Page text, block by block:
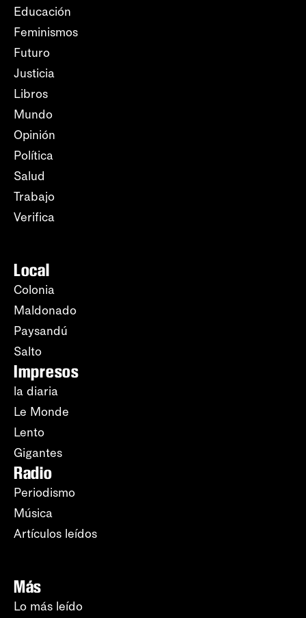
Educación
Feminismos
Futuro
Justicia
Libros
Mundo
Opinión
Política
Salud
Trabajo
Verifica
Local
Colonia
Maldonado
Paysandú
Salto
Impresos
la diaria
Le Monde
Lento
Gigantes
Radio
Periodismo
Música
Artículos leídos
Más
Lo más leído